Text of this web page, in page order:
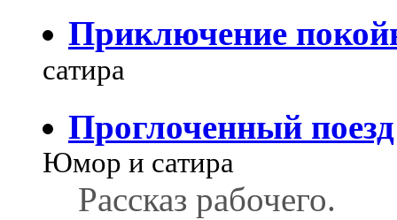
Приключение
сатира
Проглоченный поезд
Юмор и сатира
Рассказ рабочего.